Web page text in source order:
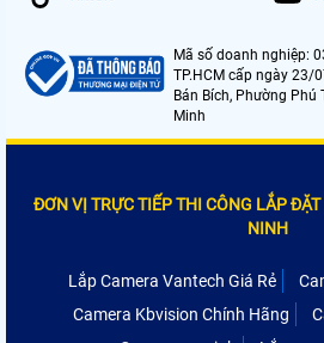
Mã số doanh nghiệp:
TP.HCM cấp ngày 23/
Bán Bích, Phường
Minh
ĐƠN VỊ TRỰC TIẾP THI CÔNG LẮP
NINH
Lắp Camera Vantech Giá Rẻ
Camera Kbvision Chính Hãng